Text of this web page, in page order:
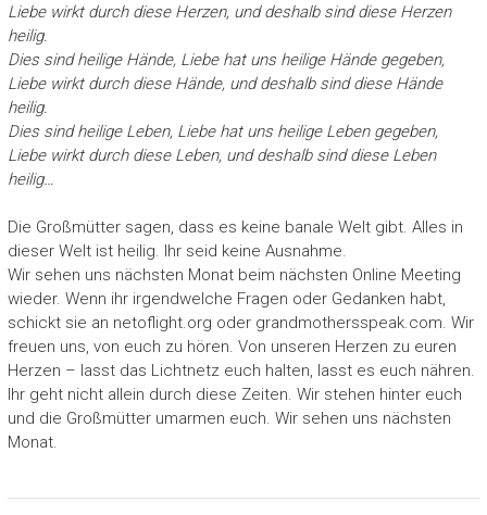
Liebe wirkt durch diese Herzen, und deshalb sind diese Herzen
heilig.
Dies sind heilige Hände, Liebe hat uns heilige Hände gegeben,
Liebe wirkt durch diese Hände, und deshalb sind diese Hände
heilig.
Dies sind heilige Leben, Liebe hat uns heilige Leben gegeben,
Liebe wirkt durch diese Leben, und deshalb sind diese Leben
heilig…
Die Großmütter sagen, dass es keine banale Welt gibt. Alles in
dieser Welt ist heilig. Ihr seid keine Ausnahme.
Wir sehen uns nächsten Monat beim nächsten Online Meeting
wieder. Wenn ihr irgendwelche Fragen oder Gedanken habt,
schickt sie an netoflight.org oder grandmothersspeak.com. Wir
freuen uns, von euch zu hören. Von unseren Herzen zu euren
Herzen – lasst das Lichtnetz euch halten, lasst es euch nähren.
Ihr geht nicht allein durch diese Zeiten. Wir stehen hinter euch
und die Großmütter umarmen euch. Wir sehen uns nächsten
Monat.